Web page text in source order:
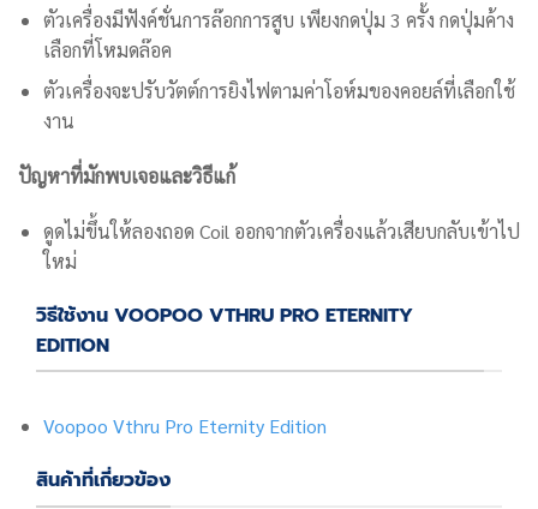
ตัวเครื่องมีฟังค์ชั่นการล๊อกการสูบ เพียงกดปุ่ม 3 ครั้ง กดปุ่มค้าง
เลือกที่โหมดล๊อค
ตัวเครื่องจะปรับวัตต์การยิงไฟตามค่าโอห์มของคอยล์ที่เลือกใช้
งาน
ปัญหาที่มักพบเจอและวิธีแก้
ดูดไม่ขึ้นให้ลองถอด Coil ออกจากตัวเครื่องแล้วเสียบกลับเข้าไป
ใหม่
วิธีใช้งาน VOOPOO VTHRU PRO ETERNITY
EDITION
Voopoo Vthru Pro Eternity Edition
สินค้าที่เกี่ยวข้อง